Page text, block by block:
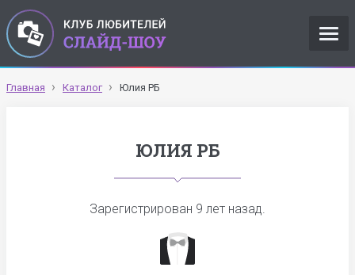
Главная Каталог Юлия РБ
ЮЛИЯ РБ
Зарегистрирован 9 лет назад.